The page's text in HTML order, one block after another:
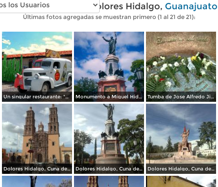
Fotos modernas de Dolores Hidalgo, Guanajuato
Últimas fotos agregadas se muestran primero (1 al 21 de 21):
Un singular restaurante: "México Lindo" Monumento a Miguel Hidalgo Tumba de Jose Alfredo Jimenez
Dolores Hidalgo, Cuna de la Independencia Nacional. Dolores Hidalgo, Cuna de la Independencia Nacional. Dolores Hidalgo, Cuna de la Independencia Nacional.